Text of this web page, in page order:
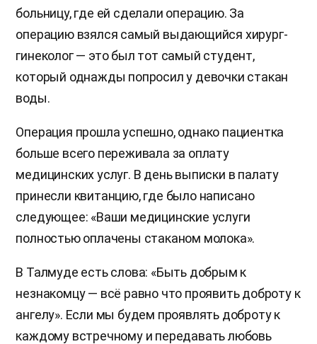
больницу, где ей сделали операцию. За
операцию взялся самый выдающийся хирург-
гинеколог — это был тот самый студент,
который однажды попросил у девочки стакан
воды.
Операция прошла успешно, однако пациентка
больше всего переживала за оплату
медицинских услуг. В день выписки в палату
принесли квитанцию, где было написано
следующее: «Ваши медицинские услуги
полностью оплачены стаканом молока».
В Талмуде есть слова: «Быть добрым к
незнакомцу — всё равно что проявить доброту к
ангелу». Если мы будем проявлять доброту к
каждому встречному и передавать любовь